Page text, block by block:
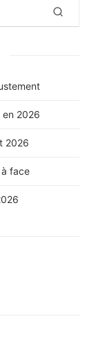
en 2026
2026
face